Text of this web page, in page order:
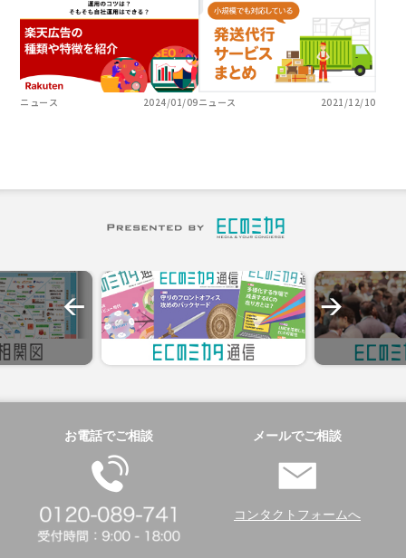
ニュース 2024/01/09ニュース 2021/12/10
お電話でご相談 メールでご相談
コンタクトフォームへ